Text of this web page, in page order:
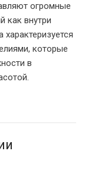
огромные
как внутри
которые
в